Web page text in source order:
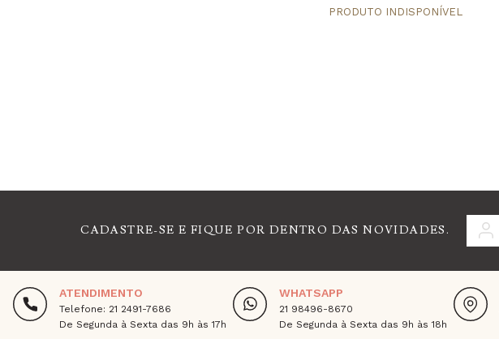
CADASTRE-SE E FIQUE POR DENTRO DAS NOVIDADES.
ATENDIMENTO
Telefone: 21 2491-7686
De Segunda à Sexta das 9h às 17h
WHATSAPP
21 98496-8670
De Segunda à Sexta das 9h às 18h